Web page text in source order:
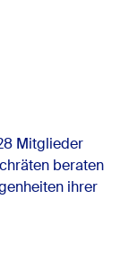
Mitglieder
beraten
ihrer